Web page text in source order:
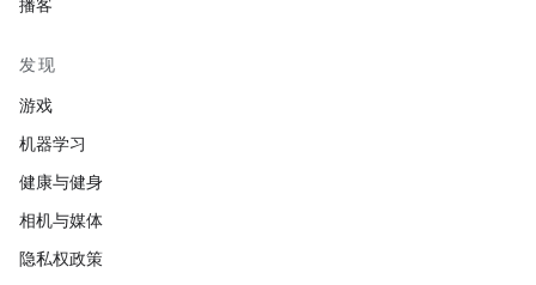
播客
发现
游戏
机器学习
健康与健身
相机与媒体
隐私权政策